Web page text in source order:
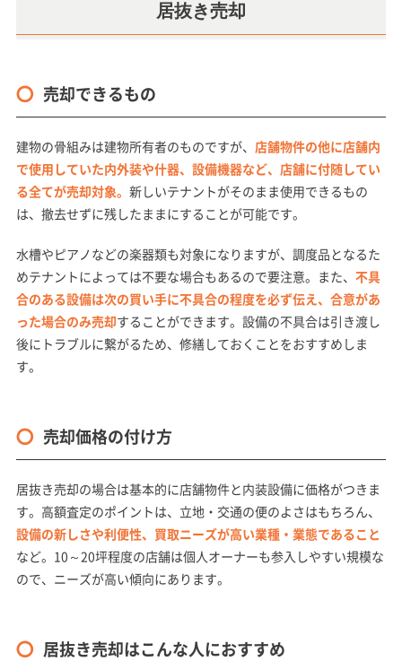
居抜き売却
売却できるもの
建物の骨組みは建物所有者のものですが、 店舗物件の他に店舗内
で使用していた内外装や什器、設備機器など、店舗に付随してい
る全てが売却対象。 新しいテナントがそのまま使用できるもの
は、撤去せずに残したままにすることが可能です。
水槽やピアノなどの楽器類も対象になりますが、調度品となるた
めテナントによっては不要な場合もあるので要注意。また、 不具
合のある設備は次の買い手に不具合の程度を必ず伝え、合意があ
った場合のみ売却することができます。設備の不具合は引き渡し
後にトラブルに繋がるため、修繕しておくことをおすすめしま
す。
売却価格の付け方
居抜き売却の場合は基本的に店舗物件と内装設備に価格がつきま
す。高額査定のポイントは、立地・交通の便のよさはもちろん、
設備の新しさや利便性、買取ニーズが高い業種・業態であること
など。10～20坪程度の店舗は個人オーナーも参入しやすい規模な
ので、ニーズが高い傾向にあります。
居抜き売却はこんな人におすすめ